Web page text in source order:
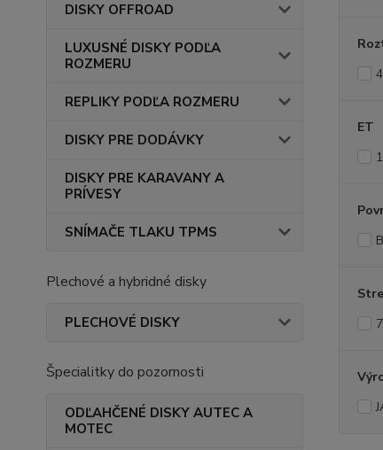
DISKY OFFROAD
LUXUSNÉ DISKY PODĽA
ROZMERU
REPLIKY PODĽA ROZMERU
DISKY PRE DODÁVKY
DISKY PRE KARAVANY A
PRÍVESY
SNÍMAČE TLAKU TPMS
Plechové a hybridné disky
PLECHOVÉ DISKY
Špecialitky do pozornosti
ODĽAHČENÉ DISKY AUTEC A
MOTEC
ET